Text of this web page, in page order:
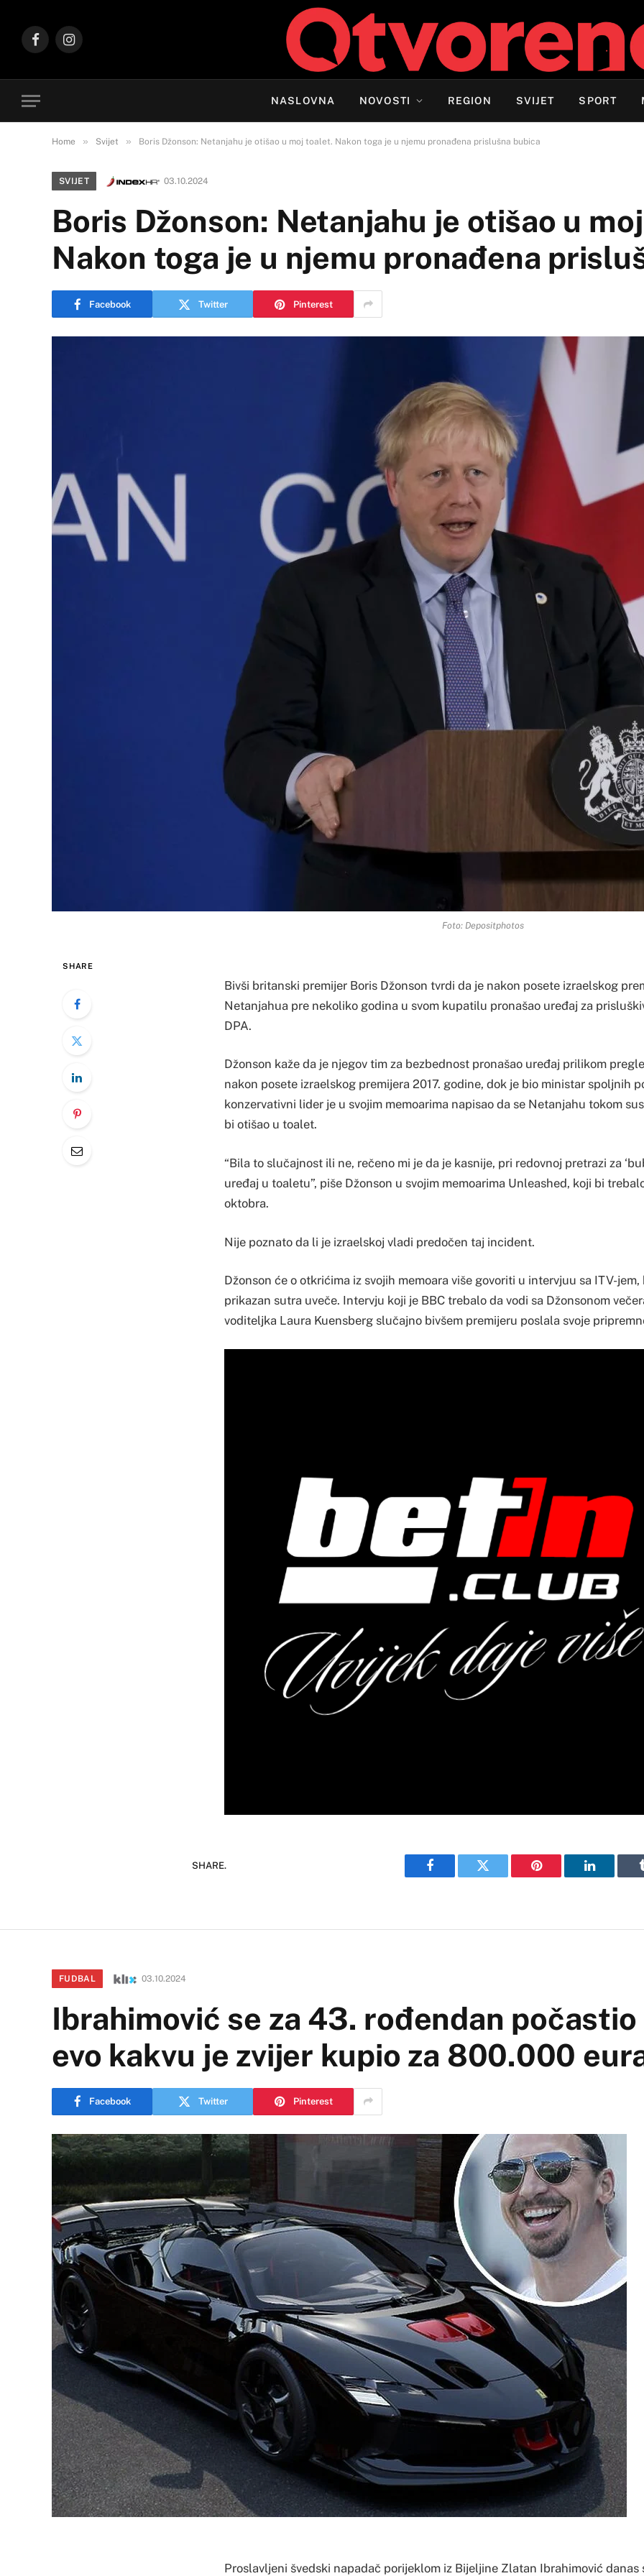
FacebookInstagram
NASLOVNA NOVOSTI REGION SVIJET SPORT
Home » Svijet » Boris Džonson: Netanjahu je otišao u moj toalet. Nakon toga je u njemu pronađena prislušna bubica
SVIJET 03.10.2024
Boris Džonson: Netanjahu je otišao u
Nakon toga je u njemu pronađena
Facebook Twitter Pinterest
Foto: Depositphotos
SHARE
Bivši britanski premijer Boris Džonson tvrdi da je nakon posete izraelskog
Netanjahua pre nekoliko godina u svom kupatilu pronašao uređaj za
DPA.
Džonson kaže da je njegov tim za bezbednost pronašao uređaj prilikom
nakon posete izraelskog premijera 2017. godine, dok je bio ministar spoljnih
konzervativni lider je u svojim memoarima napisao da se Netanjahu tokom
bi otišao u toalet.
“Bila to slučajnost ili ne, rečeno mi je da je kasnije, pri redovnoj pretrazi za
uređaj u toaletu”, piše Džonson u svojim memoarima Unleashed, koji bi
oktobra.
Nije poznato da li je izraelskoj vladi predočen taj incident.
Džonson će o otkrićima iz svojih memoara više govoriti u intervjuu sa ITV-jem,
prikazan sutra uveče. Intervju koji je BBC trebalo da vodi sa Džonsonom
voditeljka Laura Kuensberg slučajno bivšem premijeru poslala svoje
SHARE.
Facebook Twitter Pinterest LinkedIn
FUDBAL 03.10.2024
Ibrahimović se za 43. rođendan
evo kakvu je zvijer kupio za 800.000
Facebook Twitter Pinterest
Proslavljeni švedski napadač porijeklom iz Bijeljine Zlatan Ibrahimović danas